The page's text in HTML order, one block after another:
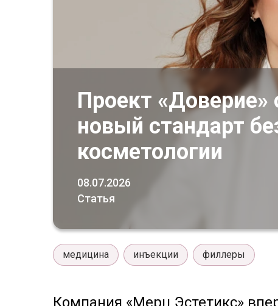
Проект «Доверие»
новый стандарт
косметологии
08.07.2026
Статья
медицина инъекции филлеры
Компания «Мерц Эстетикс»